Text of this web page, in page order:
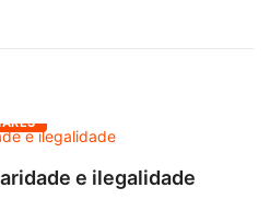
e ilegalidade